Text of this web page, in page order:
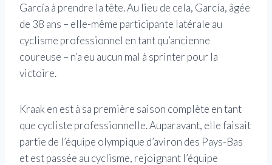
García à prendre la tête. Au lieu de cela, García, âgée
de 38 ans – elle-même participante latérale au
cyclisme professionnel en tant qu’ancienne
coureuse – n’a eu aucun mal à sprinter pour la
victoire.
Kraak en est à sa première saison complète en tant
que cycliste professionnelle. Auparavant, elle faisait
partie de l’équipe olympique d’aviron des Pays-Bas
et est passée au cyclisme, rejoignant l’équipe